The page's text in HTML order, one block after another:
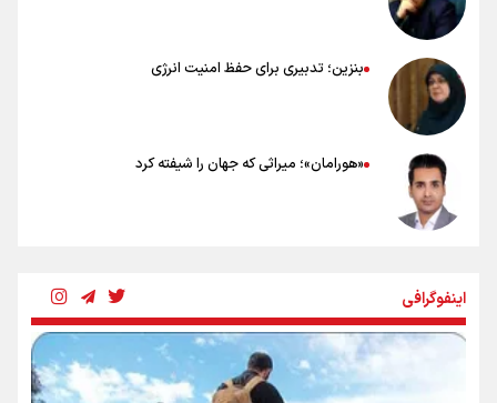
بنزین؛ تدبیری برای حفظ امنیت انرژی
«هورامان»؛ میراثی که جهان را شیفته کرد
رسانه ملی و حق مردم برای شنیدن صدای رئیس‌جمهوری
اینفوگرافی